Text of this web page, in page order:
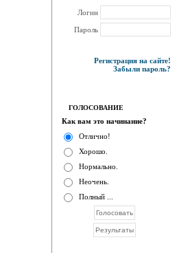
Логин
Пароль
Регистрация на сайте!
Забыли пароль?
ГОЛОСОВАНИЕ
Как вам это начинание?
Отлично!
Хорошо.
Нормально.
Неочень.
Полный ...